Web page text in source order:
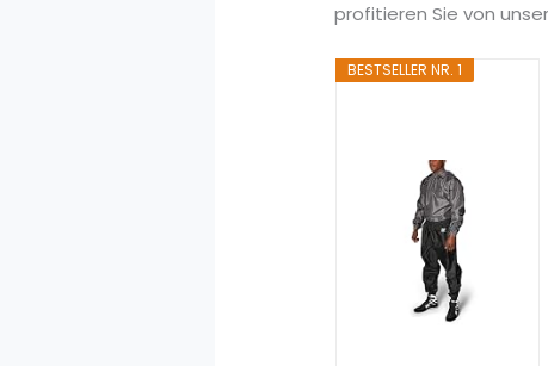
profitieren Sie von
BESTSELLER NR. 1